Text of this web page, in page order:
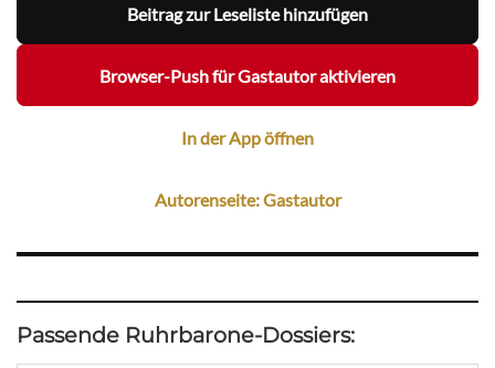
Beitrag zur Leseliste hinzufügen
Browser-Push für Gastautor aktivieren
In der App öffnen
Autorenseite: Gastautor
Passende Ruhrbarone-Dossiers: